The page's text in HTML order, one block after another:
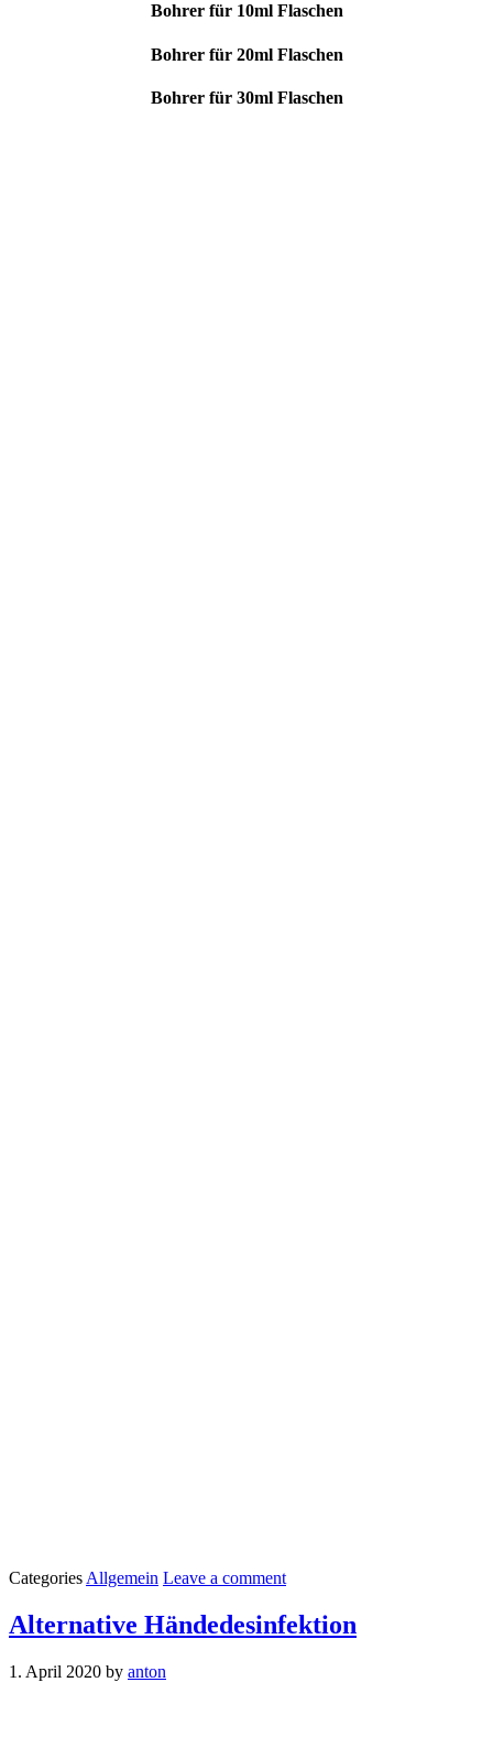
Bohrer für 10ml Flaschen
Bohrer für 20ml Flaschen
Bohrer für 30ml Flaschen
Categories Allgemein Leave a comment
Alternative Händedesinfektion
1. April 2020 by anton